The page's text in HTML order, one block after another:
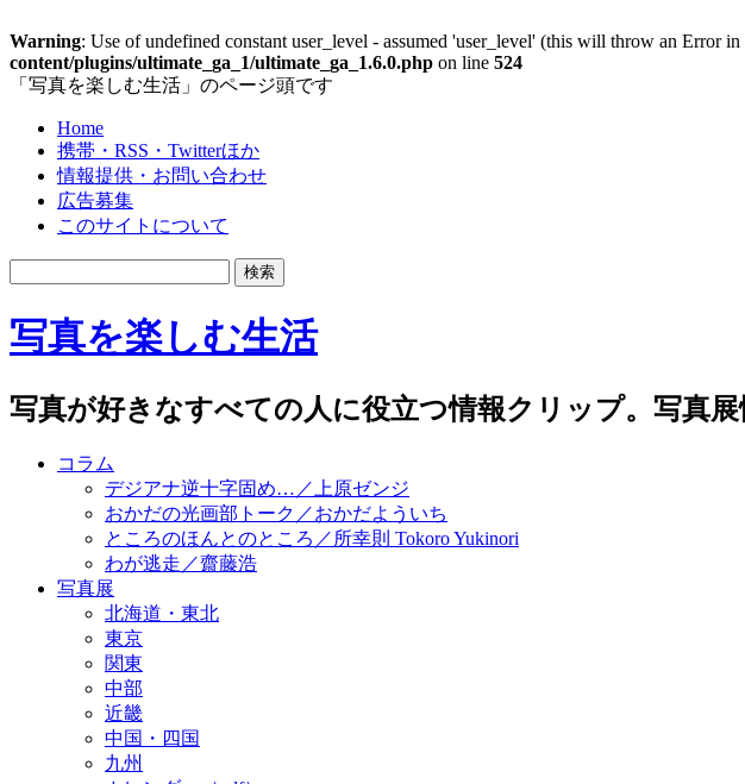
Warning: Use of undefined constant user_level - assumed 'user_level' (this will throw an Error
content/plugins/ultimate_ga_1/ultimate_ga_1.6.0.php on line 524
「写真を楽しむ生活」のページ頭です
Home
携帯・RSS・Twitterほか
情報提供・お問い合わせ
広告募集
このサイトについて
写真を楽しむ生活
写真が好きなすべての人に役立つ情報クリップ。写真
コラム
デジアナ逆十字固め…／上原ゼンジ
おかだの光画部トーク／おかだよういち
ところのほんとのところ／所幸則 Tokoro Yukinori
わが逃走／齋藤浩
写真展
北海道・東北
東京
関東
中部
近畿
中国・四国
九州